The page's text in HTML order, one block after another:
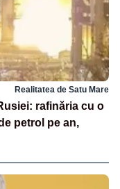
Realitatea de Satu Mare
rafinăria cu o
petrol pe an,